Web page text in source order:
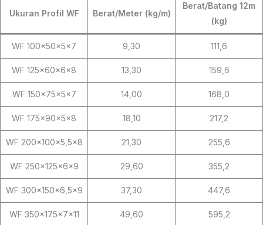
Ukuran Profil WF Berat/Meter (kg/m)
Berat/Batang 12m
(kg)
WF 100×50×5×7 9,30 111,6
WF 125×60×6×8 13,30 159,6
WF 150×75×5×7 14,00 168,0
WF 175×90×5×8 18,10 217,2
WF 200×100×5,5×8 21,30 255,6
WF 250×125×6×9 29,60 355,2
WF 300×150×6,5×9 37,30 447,6
WF 350×175×7×11 49,60 595,2